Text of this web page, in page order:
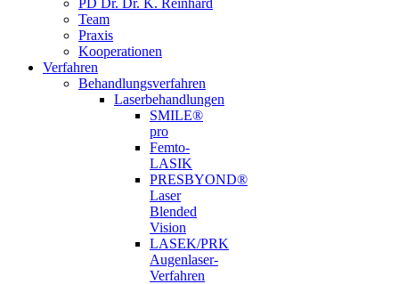
PD Dr. Dr. K. Reinhard
Team
Praxis
Kooperationen
Verfahren
Behandlungsverfahren
Laserbehandlungen
SMILE®
pro
Femto-
LASIK
PRESBYOND®
Laser
Blended
Vision
LASEK/PRK
Augenlaser-
Verfahren